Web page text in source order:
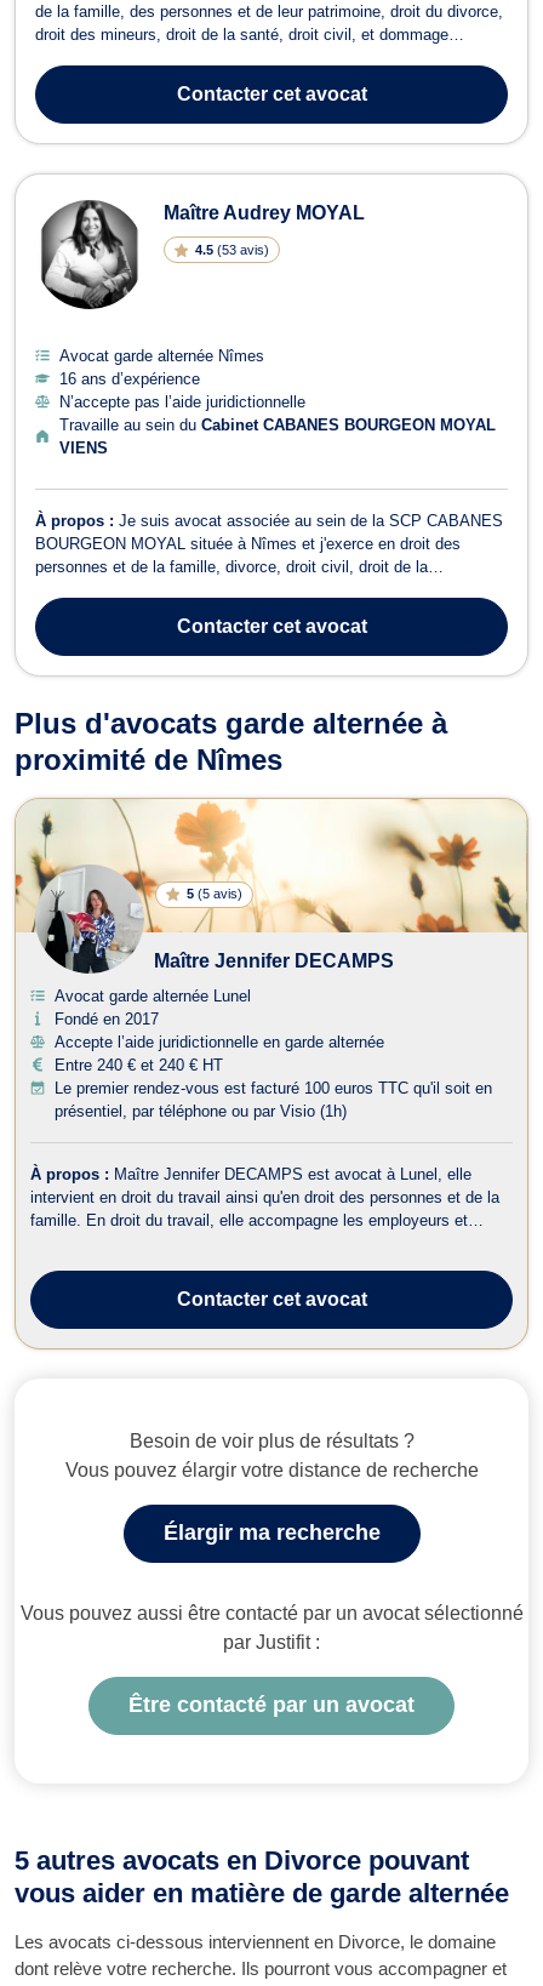
de la famille, des personnes et de leur patrimoine, droit du divorce,
droit des mineurs, droit de la santé, droit civil, et dommage
droit de la famille, des personnes et de leur patrimoine et traite des
a...
Contactercet avocat
Maître Audrey MOYAL
4.5 (53 avis)
Avocat garde alternée Nîmes
16 ans d’expérience
N’accepte pas l’aide juridictionnelle
Travaille au sein du Cabinet CABANES BOURGEON MOYAL
VIENS
À propos : Je suis avocat associée au sein de la SCP CABANES
BOURGEON MOYAL située à Nîmes et j'exerce en droit des
personnes et de la famille, divorce, droit civil, droit de la
famille pour les procédures de divorce: divorces amiables ou
contentieux. Je m'occupe de ...
Contactercet avocat
Plus d'avocats garde alternée à
proximité de Nîmes
5 (5 avis)
Maître Jennifer DECAMPS
Avocat garde alternée Lunel
Fondé en 2017
Accepte l’aide juridictionnelle en garde alternée
Entre 240 € et 240 € HT
Le premier rendez-vous est facturé 100 euros TTC qu'il soit en
présentiel, par téléphone ou par Visio (1h)
À propos : Maître Jennifer DECAMPS est avocat à Lunel, elle
intervient en droit du travail ainsi qu'en droit des personnes et de la
famille. En droit du travail, elle accompagne les employeurs et
et c...
Contactercet avocat
Besoin de voir plus de résultats ?
Vous pouvez élargir votre distance de recherche
Élargir ma recherche
Vous pouvez aussi être contacté par un avocat sélectionné
par Justifit :
Être contacté par un avocat
5 autres avocats en Divorce pouvant
vous aider en matière de garde alternée
Les avocats ci-dessous interviennent en Divorce, le domaine
dont relève votre recherche. Ils pourront vous accompagner et